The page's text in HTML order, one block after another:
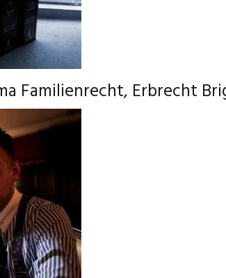
Familienrecht, Erbrecht